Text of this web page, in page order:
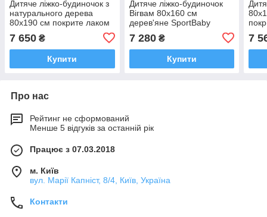
Дитяче ліжко-будиночок з
натурального дерева
80x190 см покрите лаком
7 650 ₴
Купити
Дитяче ліжко-будиночок
Вігвам 80x160 см
дерев'яне SportBaby
7 280₴
Купити
7
Про нас
Рейтинг не сформований
Менше 5 відгуків за останній рік
Працює з 07.03.2018
м. Київ
вул. Марії Капніст, 8/4, Київ, Україна
Контакти